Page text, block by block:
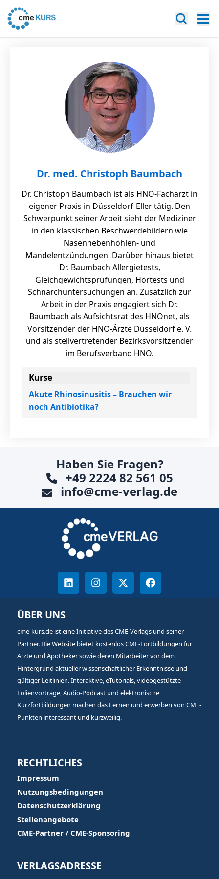
Dr. med. Christoph Baumbach
Dr. Christoph Baumbach ist als HNO-Facharzt in
eigener Praxis in Düsseldorf-Eller tätig. Den
Schwerpunkt seiner Arbeit sieht der Mediziner
in den klassischen Beschwerdebildern wie
Nasennebenhöhlen- und
Mandelentzündungen. Darüber hinaus bietet
Dr. Baumbach Allergietests,
Gleichgewichtsprüfungen, Hörtests und
Schnarchuntersuchungen an. Zusätzlich zur
Arbeit in der Praxis engagiert sich Dr.
Baumbach als Aufsichtsrat des HNOnet, als
Vorsitzender der HNO-Ärzte Düsseldorf e. V.
und als stellvertretender Bezirksvorsitzender
im Berufsverband HNO.
Kurse
Akute Rhinosinusitis – Brauchen wir
noch Antibiotika?
Haben Sie Fragen?
+49 2224 82 561 05
info@cme-verlag.de
ÜBER UNS
cme-kurs.de ist eine Initiative des CME-Verlags und seiner
Partner. Die Website bietet kostenlos CME-Fortbildungen für
Ärzte und Apotheker sowie deren Mitarbeiter vor dem
Hintergrund aktueller wissenschaftlicher Erkenntnisse und
gültiger Leitlinien. Interaktive, eTutorials, videogestützte
Folienvorträge, Audio-Podcast und elektronische
Kurzfortbildungen machen das Lernen und erwerben von CME-
Punkten interessant und kurzweilig.
RECHTLICHES
Impressum
Nutzungsbedingungen
Datenschutzerklärung
Stellenangebote
CME-Partner / CME-Sponsoring
VERLAGSADRESSE